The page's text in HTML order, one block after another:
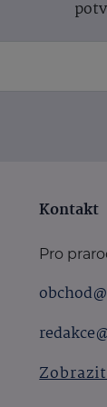
Kontakt
Pro